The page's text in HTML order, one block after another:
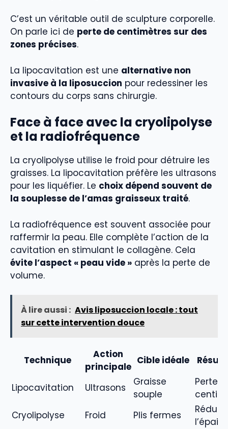
C’est un véritable outil de sculpture corporelle.
On parle ici de perte de centimètres sur des
zones précises.
La lipocavitation est une alternative non
invasive à la liposuccion pour redessiner les
contours du corps sans chirurgie.
Face à face avec la cryolipolyse
et la radiofréquence
La cryolipolyse utilise le froid pour détruire les
graisses. La lipocavitation préfère les ultrasons
pour les liquéfier. Le choix dépend souvent de
la souplesse de l’amas graisseux traité.
La radiofréquence est souvent associée pour
raffermir la peau. Elle complète l’action de la
cavitation en stimulant le collagène. Cela
évite l’aspect « peau vide » après la perte de
volume.
À lire aussi : Avis liposuccion locale : tout
sur cette intervention douce
Technique
Action
principale
Cible idéale
Lipocavitation Ultrasons
Graisse
souple
Perte
Cryolipolyse
Froid Plis fermes